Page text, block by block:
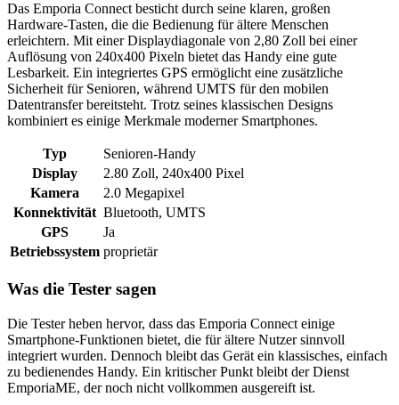
Das Emporia Connect besticht durch seine klaren, großen
Hardware-Tasten, die die Bedienung für ältere Menschen
erleichtern. Mit einer Displaydiagonale von 2,80 Zoll bei einer
Auflösung von 240x400 Pixeln bietet das Handy eine gute
Lesbarkeit. Ein integriertes GPS ermöglicht eine zusätzliche
Sicherheit für Senioren, während UMTS für den mobilen
Datentransfer bereitsteht. Trotz seines klassischen Designs
kombiniert es einige Merkmale moderner Smartphones.
Typ
Senioren-Handy
Display
2.80 Zoll, 240x400 Pixel
Kamera
2.0 Megapixel
Konnektivität Bluetooth, UMTS
GPS
Ja
Betriebssystem proprietär
Was die Tester sagen
Die Tester heben hervor, dass das Emporia Connect einige
Smartphone-Funktionen bietet, die für ältere Nutzer sinnvoll
integriert wurden. Dennoch bleibt das Gerät ein klassisches, einfach
zu bedienendes Handy. Ein kritischer Punkt bleibt der Dienst
EmporiaME, der noch nicht vollkommen ausgereift ist.